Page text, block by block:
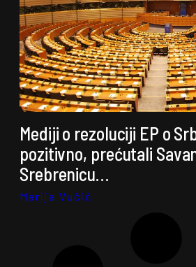
Mediji o rezoluciji EP o
pozitivno, prećutali
Srebrenicu…
Marija Vučić